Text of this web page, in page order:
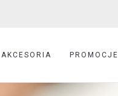
AKCESORIA PROMOCJE